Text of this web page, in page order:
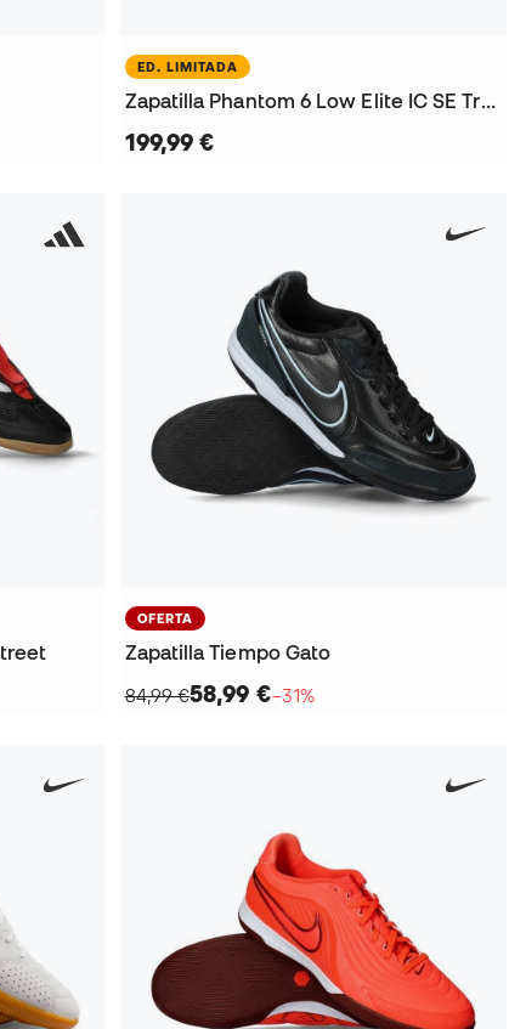
ED. LIMITADA
Zapatilla Phantom 6 Low Elite IC SE Travis Scott
199,99 €
OFERTA
Zapatilla Tiempo Gato
84,99 €58,99 €−31%